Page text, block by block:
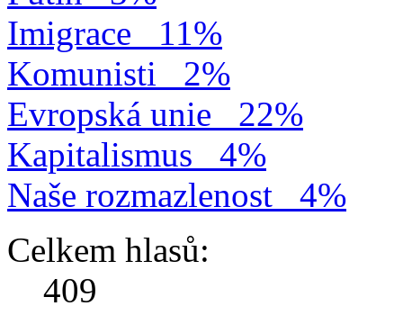
Imigrace
11%
Komunisti
2%
Evropská unie
22%
Kapitalismus
4%
Naše rozmazlenost
4%
Celkem hlasů:
409